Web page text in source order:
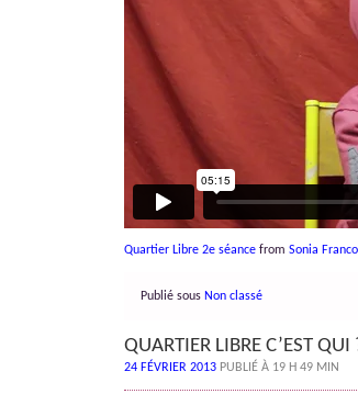
Quartier Libre 2e séance from Sonia Franco
Publié sous Non classé
QUARTIER LIBRE C’EST QUI
24 FÉVRIER 2013 PUBLIÉ À 19 H 49 MIN